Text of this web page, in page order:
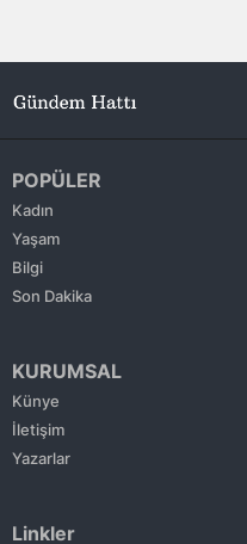
POPÜLER
Kadın
Yaşam
Bilgi
Son Dakika
KURUMSAL
Künye
İletişim
Yazarlar
Linkler